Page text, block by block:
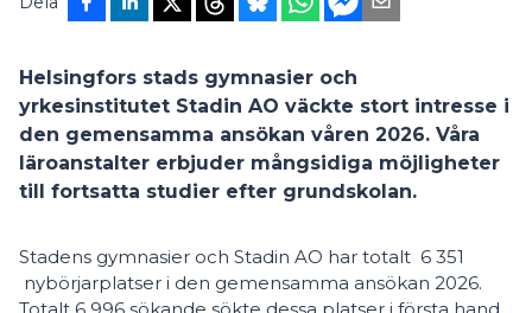
Helsingfors stads gymnasier och
yrkesinstitutet Stadin AO väckte stort intresse i
den gemensamma ansökan våren 2026. Våra
läroanstalter erbjuder mångsidiga möjligheter
till fortsatta studier efter grundskolan.
Stadens gymnasier och Stadin AO har totalt 6 351
nybörjarplatser i den gemensamma ansökan 2026.